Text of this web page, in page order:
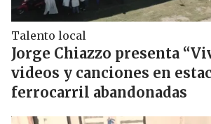
Talento local
Jorge Chiazzo presenta
videos y canciones en
ferrocarril abandonadas